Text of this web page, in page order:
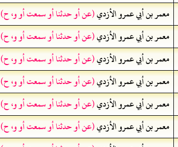
معمر بن أبي عمرو الأزدي(عن أو حدثنا أو سمعت أو و، ح)
معمر بن أبي عمرو الأزدي(عن أو حدثنا أو سمعت أو و، ح)
معمر بن أبي عمرو الأزدي(عن أو حدثنا أو سمعت أو و، ح)
معمر بن أبي عمرو الأزدي(عن أو حدثنا أو سمعت أو و، ح)
معمر بن أبي عمرو الأزدي(عن أو حدثنا أو سمعت أو و، ح)
معمر بن أبي عمرو الأزدي(عن أو حدثنا أو سمعت أو و، ح)